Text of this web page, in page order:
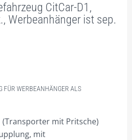
CitCar-D1,
Werbeanhänger ist sep.
FÜR WERBEANHÄNGER ALS
(Transporter mit Pritsche)
mit